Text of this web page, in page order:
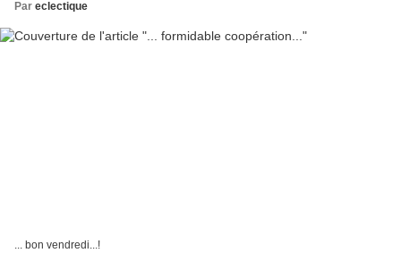
Par eclectique
... bon vendredi...!